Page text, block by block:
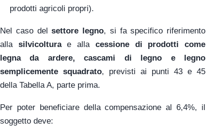
prodotti agricoli propri).
Nel caso delsettore legno, si fa specifico riferimento
alla silvicolturae alla cessione di prodotti come
legna da ardere, cascami di legno e legno
semplicemente squadrato, previsti ai punti 43 e 45
della Tabella A, parte prima.
Per poter beneficiare della compensazione al 6,4%, il
soggetto deve: